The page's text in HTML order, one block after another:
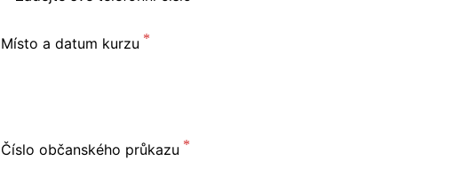
Místo a datum kurzu
Číslo občanského průkazu